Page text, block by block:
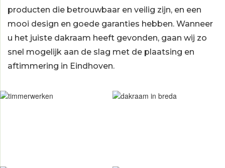
producten die betrouwbaar en veilig zijn, en een
mooi design en goede garanties hebben. Wanneer
u het juiste dakraam heeft gevonden, gaan wij zo
snel mogelijk aan de slag met de plaatsing en
aftimmering in Eindhoven.